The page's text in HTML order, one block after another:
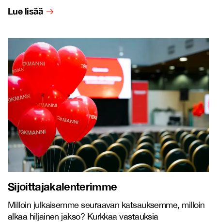
Lue lisää
Sijoittajakalenterimme
Milloin julkaisemme seuraavan katsauksemme, milloin
alkaa hiljainen jakso? Kurkkaa vastauksia